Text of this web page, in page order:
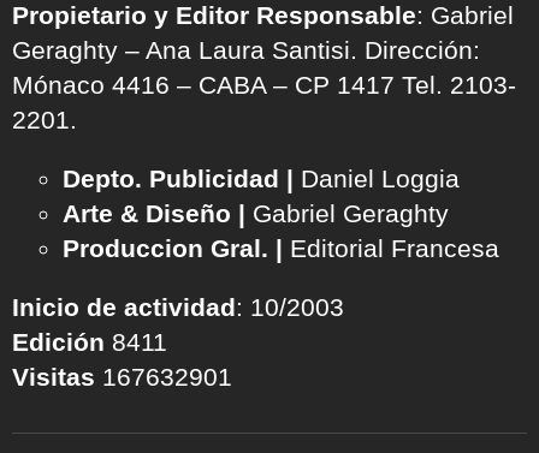
Propietario y Editor Responsable: Gabriel
Geraghty – Ana Laura Santisi. Dirección:
Mónaco 4416 – CABA – CP 1417 Tel. 2103-
2201.
Depto. Publicidad | Daniel Loggia
Arte & Diseño | Gabriel Geraghty
Produccion Gral. | Editorial Francesa
Inicio de actividad: 10/2003
Edición 8411
Visitas 167632901